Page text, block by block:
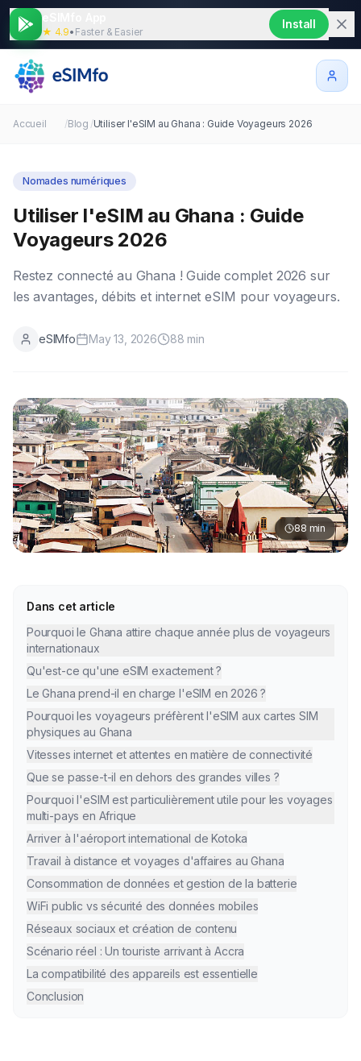
★ 4.9• Faster & Easier
Install
Accueil /Blog /Utiliser l'eSIM au Ghana : Guide Voyageurs 2026
Nomades numériques
Utiliser l'eSIM au Ghana : Guide
Voyageurs 2026
Restez connecté au Ghana ! Guide complet 2026 sur
les avantages, débits et internet eSIM pour voyageurs.
eSIMfo May 13, 2026 88 min
88 min
Dans cet article
Pourquoi le Ghana attire chaque année plus de voyageurs
internationaux
Qu'est-ce qu'une eSIM exactement ?
Le Ghana prend-il en charge l'eSIM en 2026 ?
Pourquoi les voyageurs préfèrent l'eSIM aux cartes SIM
physiques au Ghana
Vitesses internet et attentes en matière de connectivité
Que se passe-t-il en dehors des grandes villes ?
Pourquoi l'eSIM est particulièrement utile pour les voyages
multi-pays en Afrique
Arriver à l'aéroport international de Kotoka
Travail à distance et voyages d'affaires au Ghana
Consommation de données et gestion de la batterie
WiFi public vs sécurité des données mobiles
Réseaux sociaux et création de contenu
Scénario réel : Un touriste arrivant à Accra
La compatibilité des appareils est essentielle
Conclusion